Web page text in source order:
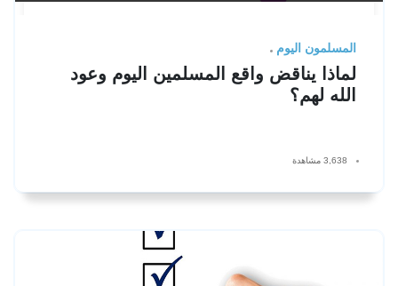
المسلمون اليوم
لماذا يناقض واقع المسلمين اليوم وعود
الله لهم؟
3,638 مشاهدة